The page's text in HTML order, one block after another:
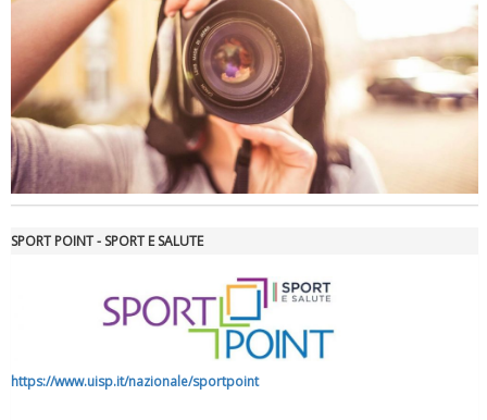
Luglio 2026: "Pensando con i piedi, si possono fare le
rivoluzioni"
Tiziano Pesce a Radio InBlu2000 traccia il bilancio della stagione
SPORT POINT - SPORT E SALUTE
https://www.uisp.it/nazionale/sportpoint